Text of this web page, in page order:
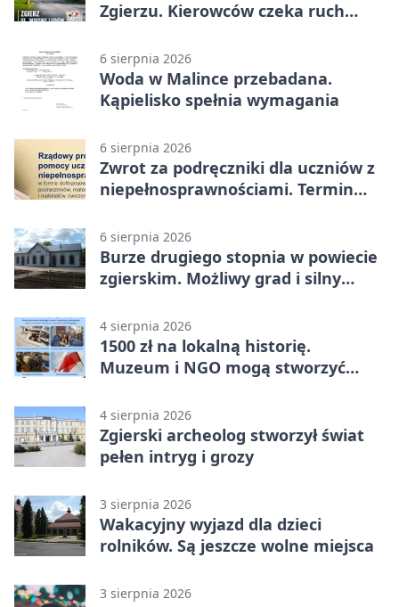
Zgierzu. Kierowców czeka ruch
6 sierpnia 2026
Woda w Malince przebadana.
Kąpielisko spełnia wymagania
6 sierpnia 2026
Zwrot za podręczniki dla uczniów z
niepełnosprawnościami. Termin
6 sierpnia 2026
Burze drugiego stopnia w powiecie
zgierskim. Możliwy grad i silny
4 sierpnia 2026
1500 zł na lokalną historię.
Muzeum i NGO mogą stworzyć
4 sierpnia 2026
Zgierski archeolog stworzył świat
pełen intryg i grozy
3 sierpnia 2026
Wakacyjny wyjazd dla dzieci
rolników. Są jeszcze wolne miejsca
3 sierpnia 2026